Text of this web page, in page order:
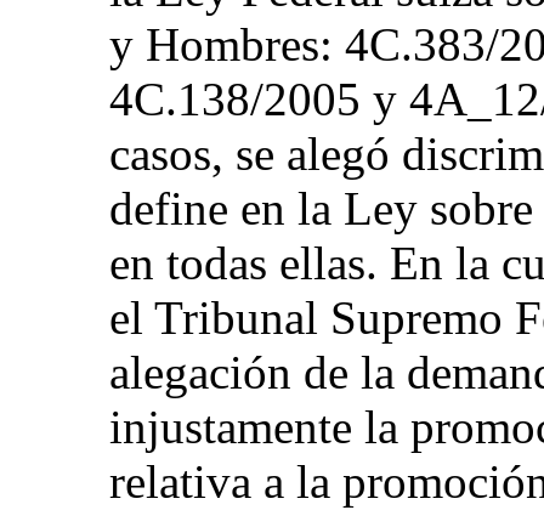
y Hombres: 4C.383/
4C.138/2005 y
casos, se alegó
define en la Ley
en todas ellas. En la
el Tribunal Supremo
alegación de la
injustamente la
relativa a la